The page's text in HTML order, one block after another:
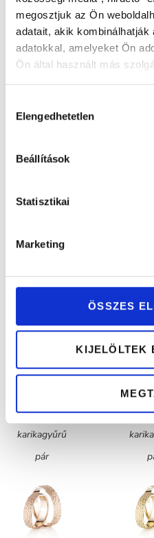
megosztjuk az Ön
adatait, akik kombinálhatják
adatokkal, amelyeket Ön
Ön által használt más
kiválasztása
Elengedhetetlen
Beállítások
Statisztikai
Marketing
ÖSSZES
KIJELÖLTEK
Rose gold
karikagyűrű
pár
gyémántokkal
EARTH
835.800Ft
karikagyűrű
Rose gold
karikagyűrű
pár